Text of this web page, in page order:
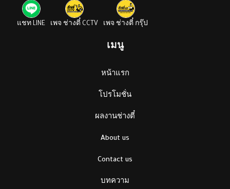
แชท LINE เพจ ช่างตี๋ CCTV เพจ ช่างตี๋ กรุ๊ป
เมนู
หน้าแรก
โปรโมชั่น
ผลงานช่างตี๋
About us
Contact us
บทความ